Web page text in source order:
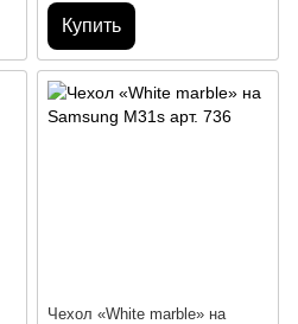
Купить
Чехол «White marble» на